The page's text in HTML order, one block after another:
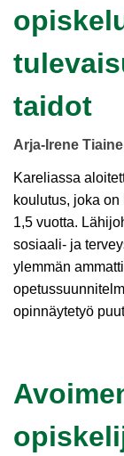
taidot
Arja-Irene
Kareliassa
koulutus, joka
1,5 vuotta.
sosiaali- ja
ylemmän
opinnäytetyö